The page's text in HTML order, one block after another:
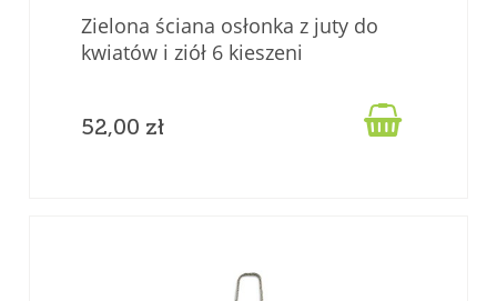
Zielona ściana osłonka z juty do
kwiatów i ziół 6 kieszeni
52,00 zł 